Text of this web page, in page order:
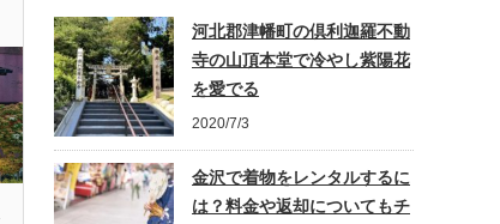
河北郡津幡町の倶利迦羅不動
寺の山頂本堂で冷やし紫陽花
を愛でる
2020/7/3
金沢で着物をレンタルするに
は？料金や返却についてもチ